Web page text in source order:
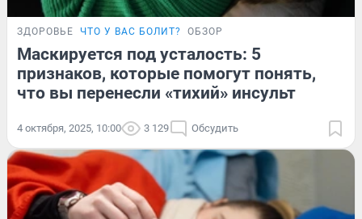
ЗДОРОВЬЕ ЧТО У ВАС БОЛИТ? ОБЗОР
Маскируется под усталость: 5
признаков, которые помогут понять,
что вы перенесли «тихий» инсульт
4 октября, 2025, 10:00 3 129 Обсудить